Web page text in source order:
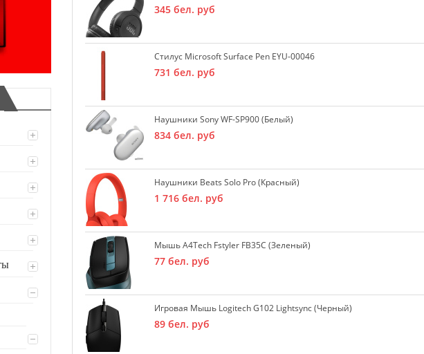
345 бел. руб
Стилус Microsoft Surface Pen EYU-00046
731 бел. руб
Наушники Sony WF-SP900 (белый)
834 бел. руб
Наушники Beats Solo Pro (красный)
1 716 бел. руб
Мышь A4Tech Fstyler FB35C (зеленый)
77 бел. руб
Игровая Мышь Logitech G102 Lightsync (черный)
89 бел. руб